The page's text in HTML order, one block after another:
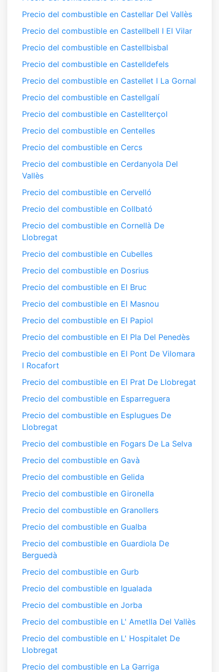
Precio del combustible en Castellar Del Vallès
Precio del combustible en Castellbell I El Vilar
Precio del combustible en Castellbisbal
Precio del combustible en Castelldefels
Precio del combustible en Castellet I La Gornal
Precio del combustible en Castellgalí
Precio del combustible en Castellterçol
Precio del combustible en Centelles
Precio del combustible en Cercs
Precio del combustible en Cerdanyola Del
Vallès
Precio del combustible en Cervelló
Precio del combustible en Collbató
Precio del combustible en Cornellà De
Llobregat
Precio del combustible en Cubelles
Precio del combustible en Dosrius
Precio del combustible en El Bruc
Precio del combustible en El Masnou
Precio del combustible en El Papiol
Precio del combustible en El Pla Del Penedès
Precio del combustible en El Pont De Vilomara
I Rocafort
Precio del combustible en El Prat De Llobregat
Precio del combustible en Esparreguera
Precio del combustible en Esplugues De
Llobregat
Precio del combustible en Fogars De La Selva
Precio del combustible en Gavà
Precio del combustible en Gelida
Precio del combustible en Gironella
Precio del combustible en Granollers
Precio del combustible en Gualba
Precio del combustible en Guardiola De
Berguedà
Precio del combustible en Gurb
Precio del combustible en Igualada
Precio del combustible en Jorba
Precio del combustible en L' Ametlla Del Vallès
Precio del combustible en L' Hospitalet De
Llobregat
Precio del combustible en La Garriga